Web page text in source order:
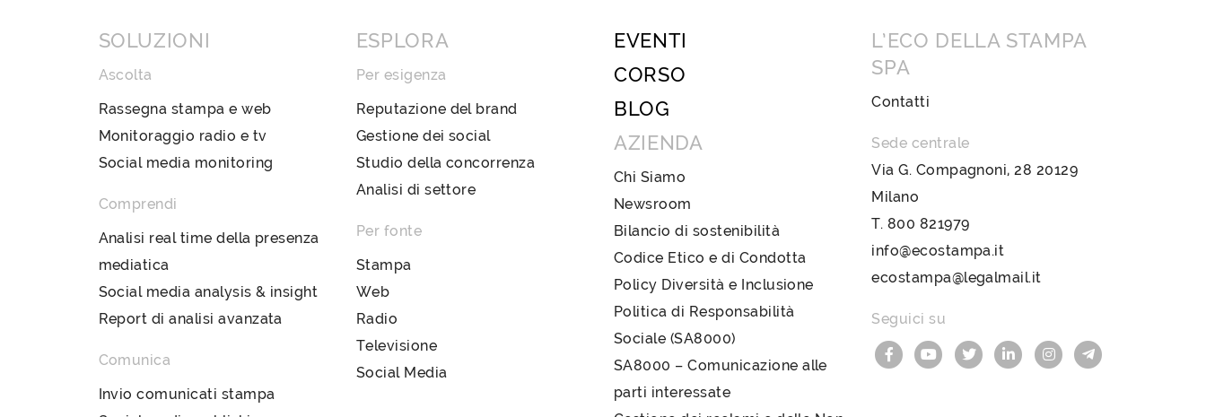
SOLUZIONI
Ascolta
Rassegna stampa e web
Monitoraggio radio e tv
Social media monitoring
Comprendi
Analisi real time della presenza
mediatica
Social media analysis & insight
Report di analisi avanzata
Comunica
Invio comunicati stampa
ESPLORA
Per esigenza
Reputazione del brand
Gestione dei social
Studio della concorrenza
Analisi di settore
Per fonte
Stampa
Web
Radio
Televisione
Social Media
EVENTI
CORSO
BLOG
AZIENDA
Chi Siamo
Newsroom
Bilancio di sostenibilità
Codice Etico e di Condotta
Policy Diversità e Inclusione
Politica di Responsabilità
Sociale (SA8000)
SA8000 – Comunicazione alle
parti interessate
L’ECO DELLA STAMPA
SPA
Contatti
Sede centrale
Via G. Compagnoni, 28 20129
Milano
T. 800 821979
info@ecostampa.it
ecostampa@legalmail.it
Seguici su